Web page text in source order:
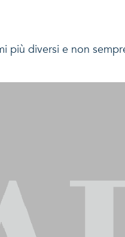
diversi e non